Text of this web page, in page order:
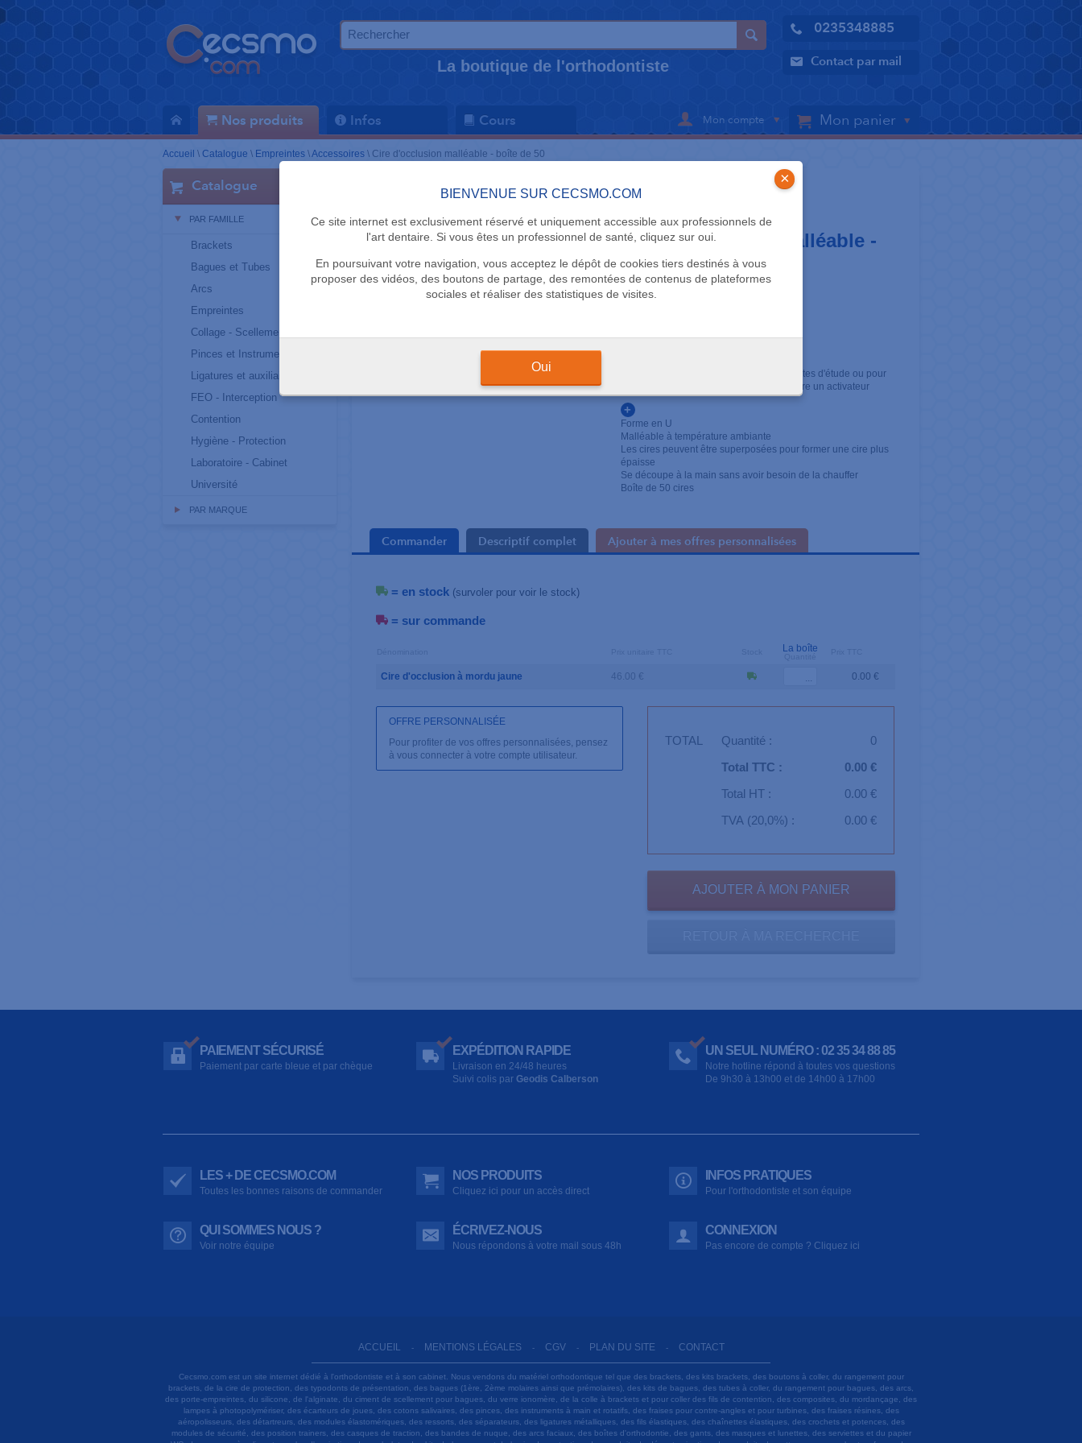
La boutique de l'orthodontiste
0235348885
Contact par mail
Nos produits Infos Cours Mon compte Mon panier
BIENVENUE SUR CECSMO.COM
Ce site internet est exclusivement réservé et uniquement accessible aux professionnels de
l'art dentaire. Si vous êtes un professionnel de santé, cliquez sur oui.
En poursuivant votre navigation, vous acceptez le dépôt de cookies tiers destinés à vous
proposer des vidéos, des boutons de partage, des remontées de contenus de plateformes
sociales et réaliser des statistiques de visites.
×
Oui
Accueil \ Catalogue \ Empreintes \Accessoires \ Cire d'occlusion malléable - boîte de 50
Catalogue
PAR FAMILLE
Brackets
Bagues et Tubes
Arcs
Empreintes
Collage - Scellement
Pinces et Instruments
Ligatures et auxiliaires
FEO - Interception
Contention
Hygiène - Protection
Laboratoire - Cabinet
Université
PAR MARQUE
ACCESSOIRES
Cire d'occlusion malléable -
boîte de 50
Cecsmo.com
Pour prendre l'occlusion lors des empreintes d'étude ou pour
prendre l'occlusion en propulsion pour faire un activateur
+
Forme en U
Malléable à température ambiante
Les cires peuvent être superposées pour former une cire plus
épaisse
Se découpe à la main sans avoir besoin de la chauffer
Boîte de 50 cires
Commander Descriptif complet Ajouter à mes offres personnalisées
= en stock (survoler pour voir le stock)
= sur commande
La boîte
Cire d'occlusion à mordu jaune 46.00 € 0.00 €
OFFRE PERSONNALISÉE
Pour profiter de vos offres personnalisées, pensez
à vous connecter à votre compte utilisateur.
TOTAL Quantité :
0
Total TTC :
0.00 €
Total HT :
0.00 €
TVA (20,0%) :
0.00 €
PAIEMENT SÉCURISÉ
Paiement par carte bleue et par chèque
EXPÉDITION RAPIDE
Livraison en 24/48 heures
Suivi colis par Geodis Calberson
UN SEUL NUMÉRO : 02 35 34 88 85
Notre hotline répond à toutes vos questions
De 9h30 à 13h00 et de 14h00 à 17h00
LES + DE CECSMO.COM
Toutes les bonnes raisons de commander
NOS PRODUITS
Cliquez ici pour un accès direct
INFOS PRATIQUES
Pour l'orthodontiste et son équipe
QUI SOMMES NOUS ?
Voir notre équipe
ÉCRIVEZ-NOUS
Nous répondons à votre mail sous 48h
CONNEXION
Pas encore de compte ? Cliquez ici
ACCUEIL - MENTIONS LÉGALES - CGV - PLAN DU SITE - CONTACT
Cecsmo.com est un site internet dédié à l'orthodontiste et à son cabinet. Nous vendons du matériel orthodontique tel que des brackets, des kits brackets, des boutons à coller, du rangement pour
brackets, de la cire de protection, des typodonts de présentation, des bagues (1ère, 2ème molaires ainsi que prémolaires), des kits de bagues, des tubes à coller, du rangement pour bagues, des arcs,
des porte-empreintes, du silicone, de l'alginate, du ciment de scellement pour bagues, du verre ionomère, de la colle à brackets et pour coller des fils de contention, des composites, du mordançage, des
lampes à photopolymériser, des écarteurs de joues, des cotons salivaires, des pinces, des instruments à main et rotatifs, des fraises pour contre-angles et pour turbines, des fraises résines, des
aéropolisseurs, des détartreurs, des modules élastomériques, des ressorts, des séparateurs, des ligatures métalliques, des fils élastiques, des chaînettes élastiques, des crochets et potences, des
modules de sécurité, des position trainers, des casques de traction, des bandes de nuque, des arcs faciaux, des boîtes d'orthodontie, des gants, des masques et lunettes, des serviettes et du papier